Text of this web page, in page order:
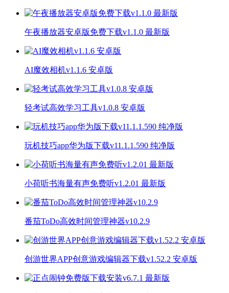
午夜播放器安卓版免费下载v1.1.0 最新版
AI魔效相机v1.1.6 安卓版
轻考试高效学习工具v1.0.8 安卓版
玩机技巧app华为版下载v11.1.1.590 纯净版
小荷听书海量有声免费听v1.2.01 最新版
番茄ToDo高效时间管理神器v10.2.9
创游世界APP创意游戏编辑器下载v1.52.2 安卓版